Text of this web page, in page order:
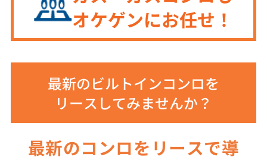
オケゲンにお任せ！
最新のビルトインコンロを
リースしてみませんか？
最新のコンロをリースで導